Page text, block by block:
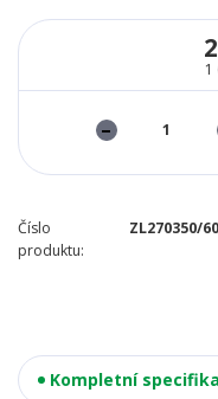
1
Číslo
produktu:
ZL270350/
Kompletní